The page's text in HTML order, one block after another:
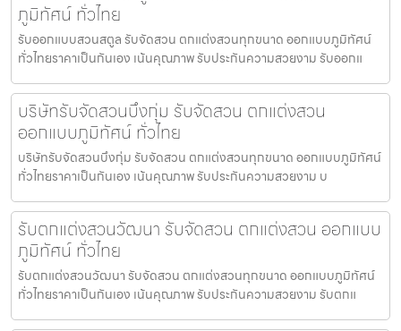
ภูมิทัศน์ ทั่วไทย
รับออกแบบสวนสตูล รับจัดสวน ตกแต่งสวนทุกขนาด ออกแบบภูมิทัศน์
ทั่วไทยราคาเป็นกันเอง เน้นคุณภาพ รับประกันความสวยงาม รับออกแ
บริษัทรับจัดสวนบึงกุ่ม รับจัดสวน ตกแต่งสวน
ออกแบบภูมิทัศน์ ทั่วไทย
บริษัทรับจัดสวนบึงกุ่ม รับจัดสวน ตกแต่งสวนทุกขนาด ออกแบบภูมิทัศน์
ทั่วไทยราคาเป็นกันเอง เน้นคุณภาพ รับประกันความสวยงาม บ
รับตกแต่งสวนวัฒนา รับจัดสวน ตกแต่งสวน ออกแบบ
ภูมิทัศน์ ทั่วไทย
รับตกแต่งสวนวัฒนา รับจัดสวน ตกแต่งสวนทุกขนาด ออกแบบภูมิทัศน์
ทั่วไทยราคาเป็นกันเอง เน้นคุณภาพ รับประกันความสวยงาม รับตกแ